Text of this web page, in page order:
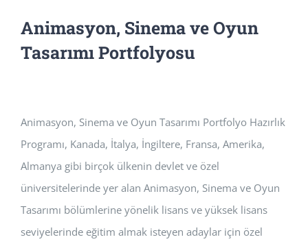
Animasyon, Sinema ve Oyun
Tasarımı Portfolyosu
Animasyon, Sinema ve Oyun Tasarımı Portfolyo Hazırlık
Programı, Kanada, İtalya, İngiltere, Fransa, Amerika,
Almanya gibi birçok ülkenin devlet ve özel
üniversitelerinde yer alan Animasyon, Sinema ve Oyun
Tasarımı bölümlerine yönelik lisans ve yüksek lisans
seviyelerinde eğitim almak isteyen adaylar için özel